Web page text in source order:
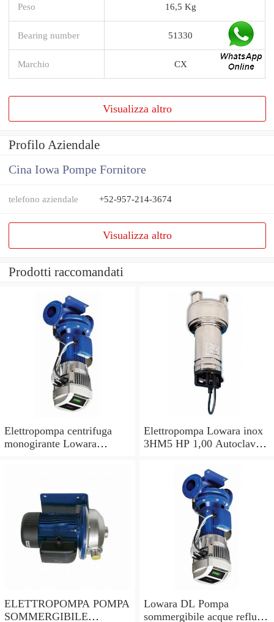
Peso 16,5 Kg
Bearing number 51330
Marchio CX
Visualizza altro
Profilo Aziendale
Cina Iowa Pompe Fornitore
telefono aziendale +52-957-214-3674
Visualizza altro
Prodotti raccomandati
Elettropompa centrifuga
monogirante Lowara
Elettropompa Lowara inox
3HM5 HP 1,00 Autoclave
ELETTROPOMPA POMPA
SOMMERGIBILE
Lowara DL Pompa
sommergibile acque reflue